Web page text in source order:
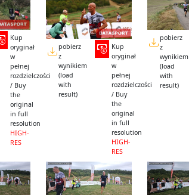
Kup
oryginał
w
pełnej
rozdzielczości
/ Buy
the
original
in full
resolution
HIGH-
RES
pobierz
z
wynikiem
(load
with
result)
Kup
oryginał
w
pełnej
rozdzielczości
/ Buy
the
original
in full
resolution
HIGH-
RES
pobierz
z
wynikiem
(load
with
result)